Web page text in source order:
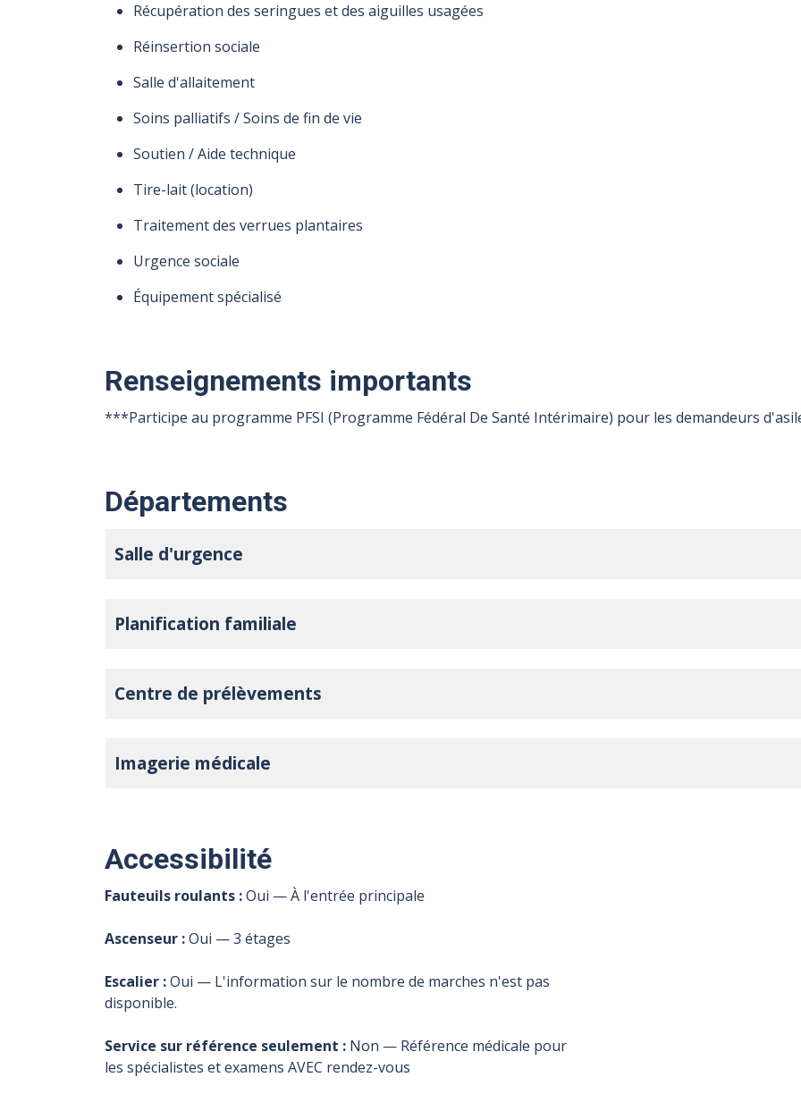
Récupération des seringues et des aiguilles usagées
Réinsertion sociale
Salle d'allaitement
Soins palliatifs / Soins de fin de vie
Soutien / Aide technique
Tire-lait (location)
Traitement des verrues plantaires
Urgence sociale
Équipement spécialisé
Renseignements importants
***Participe au programme PFSI (Programme Fédéral De Santé Intérimaire) pour les demandeurs
Départements
Salle d'urgence
Planification familiale
Centre de prélèvements
Imagerie médicale
Accessibilité
Fauteuils roulants :Oui — À l'entrée principale
Ascenseur :Oui — 3 étages
Escalier :Oui — L'information sur le nombre de marches n'est pas
disponible.
Service sur référence seulement : Non — Référence médicale pour
les spécialistes et examens AVEC rendez-vous